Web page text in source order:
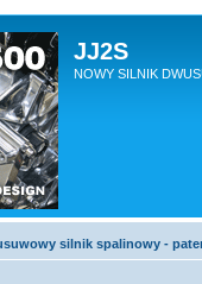
JJ2S
NOWY SILNIK
silnik spalinowy -